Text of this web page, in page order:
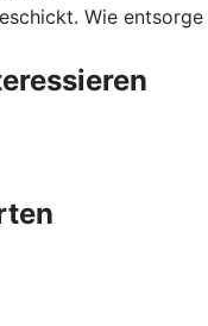
Wie entsorge